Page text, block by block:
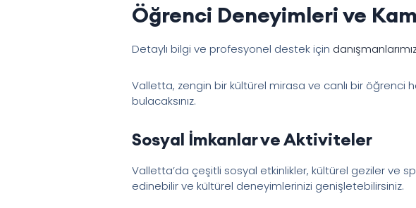
Öğrenci Deneyimleri ve
Detaylı bilgi ve profesyonel destek için
Valletta, zengin bir kültürel mirasa ve canlı bir öğrenci
bulacaksınız.
Sosyal İmkanlar ve Aktiviteler
Valletta’da çeşitli sosyal etkinlikler, kültürel geziler ve
edinebilir ve kültürel deneyimlerinizi genişletebilirsiniz.